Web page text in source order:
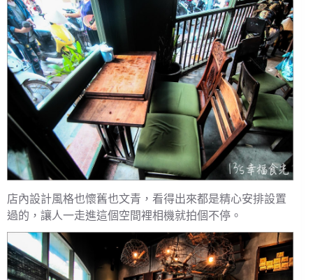
店內設計風格也懷舊也文青，看得出來都是精心安排設置
過的，讓人一走進這個空間裡相機就拍個不停。